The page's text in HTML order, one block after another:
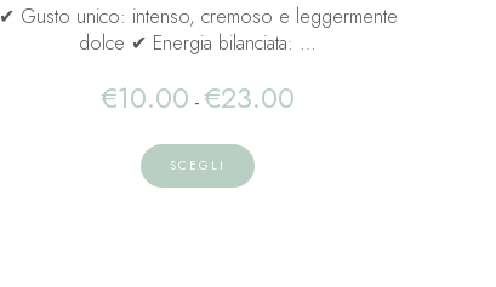
✔ Gusto unico: intenso, cremoso e leggermente
dolce ✔ Energia bilanciata: …
€10.00 - €23.00
SCEGLI